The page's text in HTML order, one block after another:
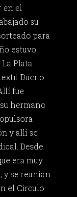
en el
su
para
estuvo
Plata.
Ducilo
fue
hermano
y allí se
Desde
era muy
y se reunían
el Círculo